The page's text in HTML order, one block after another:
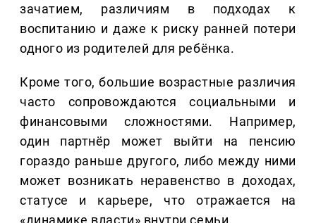
зачатием, различиям в подходах к
воспитанию и даже к риску ранней потери
одного из родителей для ребёнка.
Кроме того, большие возрастные различия
часто сопровождаются социальными и
финансовыми сложностями. Например,
один партнёр может выйти на пенсию
гораздо раньше другого, либо между ними
может возникать неравенство в доходах,
статусе и карьере, что отражается на
«динамике власти» внутри семьи.